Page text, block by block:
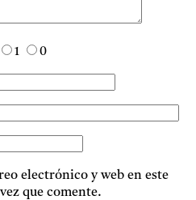
1 0
electrónico y web en este
que comente.